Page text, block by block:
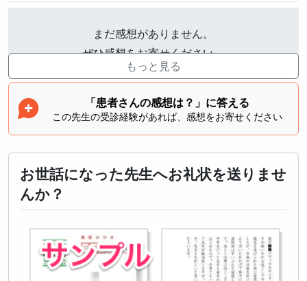
まだ感想がありません。
ぜひ感想をお寄せください。
もっと見る
「患者さんの感想は？」に答える
この先生の受診経験があれば、感想をお寄せください
お世話になった先生へお礼状を送りませ
んか？